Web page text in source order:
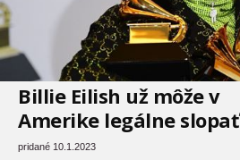
Billie Eilish už môže v
Amerike legálne slopať
pridané 10.1.2023